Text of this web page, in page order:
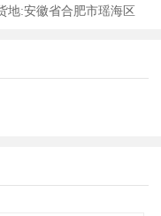
地:安徽省合肥市瑶海区